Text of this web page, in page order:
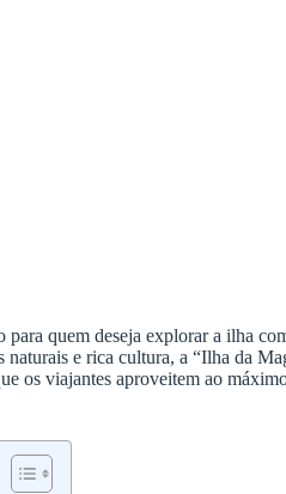
para quem deseja explorar a ilha
naturais e rica cultura, a “Ilha da
os viajantes aproveitem ao